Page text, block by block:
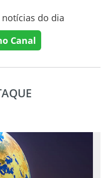
notícias do dia
Canal